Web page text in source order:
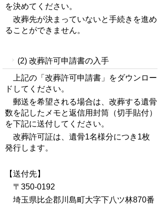
を決めてください。
改葬先が決まっていないと手続きを進め
ることができません。
(2) 改葬許可申請書の入手
上記の「改葬許可申請書」をダウンロー
ドしてください。
郵送を希望される場合は、改葬する遺骨
数を記したメモと返信用封筒（切手貼付）
を下記に送付してください。
改葬許可証は、遺骨1名様分につき1枚
発行します。
【送付先】
〒350-0192
埼玉県比企郡川島町大字下八ツ林870番